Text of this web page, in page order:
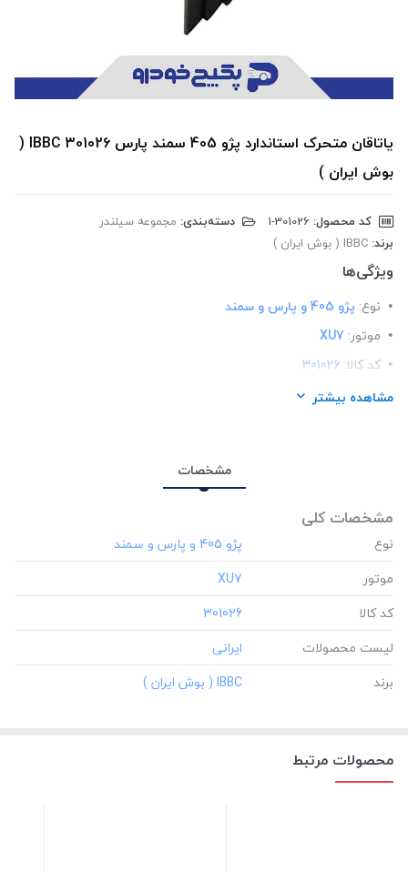
یاتاقان متحرک استاندارد پژو 405 سمند پارس 301026 IBBC (
بوش ایران )
کد محصول: دسته‌بندی: مجموعه سیلندر
برند: IBBC ( بوش ایران )
ویژگی‌ها
نوع: پژو 405 و پارس و سمند
موتور: XU7
کد کالا: 301026
لیست محصولات:
مشاهده بیشتر
مشخصات
مشخصات کلی
نوع
موتور
‎XU7
کد کالا
‎301026
لیست محصولات
برند
‎IBBC ( بوش ایران )
محصولات مرتبط